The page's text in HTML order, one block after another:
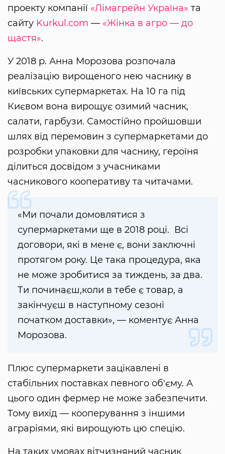
проекту компанії «Лімагрейн Україна» та
сайту Kurkul.com — «Жінка в агро — до
щастя».
У 2018 р. Анна Морозова розпочала
реалізацію вирощеного нею часнику в
київських супермаркетах. На 10 га під
Києвом вона вирощує озимий часник,
салати, гарбузи. Самостійно пройшовши
шлях від перемовин з супермаркетами до
розробки упаковки для часнику, героїня
ділиться досвідом з учасниками
часникового кооперативу та читачами.
«Ми почали домовлятися з
супермаркетами ще в 2018 році. Всі
договори, які в мене є, вони заключні
протягом року. Це така процедура, яка
не може зробитися за тиждень, за два.
Ти починаєш,коли в тебе є товар, а
закінчуєш в наступному сезоні
початком доставки», — коментує Анна
Морозова.
Плюс супермаркети зацікавлені в
стабільних поставках певного об'єму. А
цього один фермер не може забезпечити.
Тому вихід — кооперування з іншими
аграріями, які вирощують цю спецію.
На таких умовах вітчизняний часник